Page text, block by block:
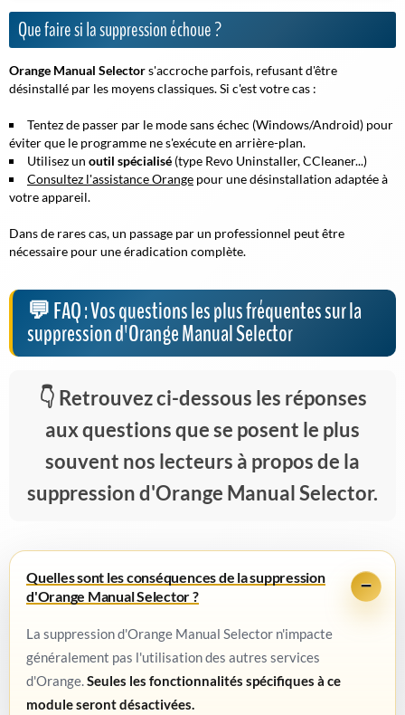
Que faire si la suppression échoue ?
Orange Manual Selectors'accroche parfois, refusant d'être
désinstallé par les moyens classiques. Si c'est votre cas :
Tentez de passer par le mode sans échec (Windows/Android) pour
éviter que le programme ne s'exécute en arrière-plan.
Utilisez un outil spécialisé (type Revo Uninstaller, CCleaner...)
Consultez l'assistance Orange pour une désinstallation adaptée à
votre appareil.
Dans de rares cas, un passage par un professionnel peut être
nécessaire pour une éradication complète.
FAQ : Vos questions les plus fréquentes sur la
suppression d'Orange Manual Selector
Retrouvez ci-dessous les réponses
aux questions que se posent le plus
souvent nos lecteurs à propos de la
suppression d'Orange Manual Selector.
Quelles sont les conséquences de la suppression
d'Orange Manual Selector ?
La suppression d'Orange Manual Selector n'impacte
généralement pas l'utilisation des autres services
d'Orange.Seules les fonctionnalités spécifiques à ce
module seront désactivées.